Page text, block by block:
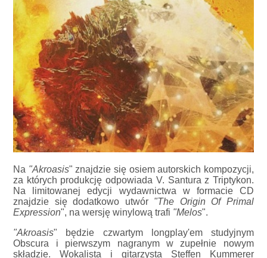
Na "Akroasis" znajdzie się osiem autorskich kompozycji,
za których produkcję odpowiada V. Santura z Triptykon.
Na limitowanej edycji wydawnictwa w formacie CD
znajdzie się dodatkowo utwór "The Origin Of Primal
Expression", na wersję winylową trafi "Melos".
"Akroasis" będzie czwartym longplay'em studyjnym
Obscura i pierwszym nagranym w zupełnie nowym
składzie. Wokalista i gitarzysta Steffen Kummerer